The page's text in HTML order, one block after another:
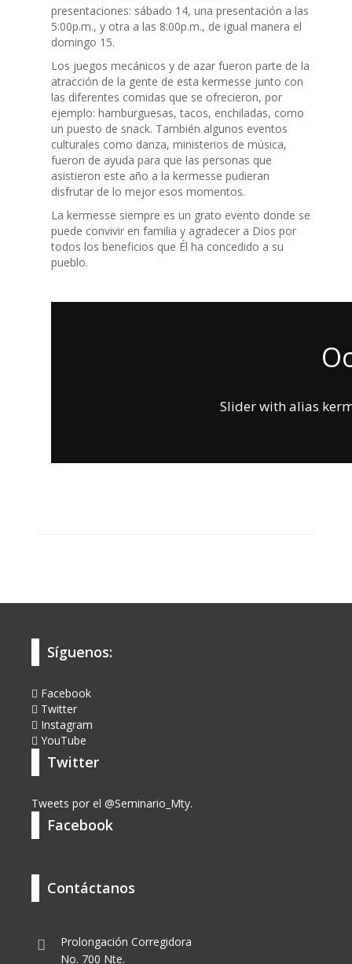
presentaciones: sábado 14, una presentación a las
5:00p.m., y otra a las 8:00p.m., de igual manera el
domingo 15.
Los juegos mecánicos y de azar fueron parte de la
atracción de la gente de esta kermesse junto con
las diferentes comidas que se ofrecieron, por
ejemplo: hamburguesas, tacos, enchiladas, como
un puesto de snack. También algunos eventos
culturales como danza, ministerios de música,
fueron de ayuda para que las personas que
asistieron este año a la kermesse pudieran
disfrutar de lo mejor esos momentos.
La kermesse siempre es un grato evento donde se
puede convivir en familia y agradecer a Dios por
todos los beneficios que Él ha concedido a su
pueblo.
Slider with alias
Síguenos:
Facebook
Twitter
Instagram
YouTube
Twitter
Tweets por el @Seminario_Mty.
Facebook
Contáctanos
Prolongación Corregidora
No. 700 Nte.